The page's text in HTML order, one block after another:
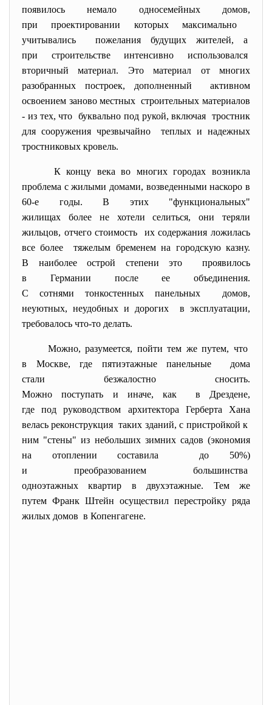
появилось немало односемейных домов,
при проектировании которых максимально
учитывались пожелания будущих жителей, а
при строительстве интенсивно использовался
вторичный материал. Это материал от многих
разобранных построек, дополненный активном
освоением заново местных строительных материалов
- из тех, что буквально под рукой, включая тростник
для сооружения чрезвычайно теплых и надежных
тростниковых кровель.
К концу века во многих городах возникла
проблема с жилыми домами, возведенными наскоро в
60-е годы. В этих "функциональных"
жилищах более не хотели селиться, они теряли
жильцов, отчего стоимость их содержания ложилась
все более тяжелым бременем на городскую казну.
В наиболее острой степени это проявилось
в Германии после ее объединения.
С сотнями тонкостенных панельных домов,
неуютных, неудобных и дорогих в эксплуатации,
требовалось что-то делать.
Можно, разумеется, пойти тем же путем, что
в Москве, где пятиэтажные панельные дома
стали безжалостно сносить.
Можно поступать и иначе, как в Дрездене,
где под руководством архитектора Герберта Хана
велась реконструкция таких зданий, с пристройкой к
ним "стены" из небольших зимних садов (экономия
на отоплении составила до 50%)
и преобразованием большинства
одноэтажных квартир в двухэтажные. Тем же
путем Франк Штейн осуществил перестройку ряда
жилых домов в Копенгагене.